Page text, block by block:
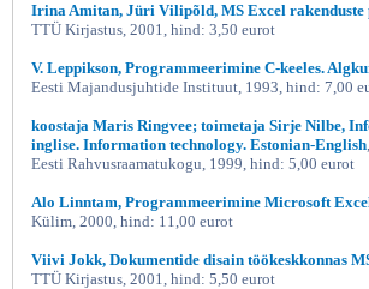
Irina Amitan, Jüri Vilipõld, MS Excel rakenduste
TTÜ Kirjastus, 2001, hind: 3,50 eurot
V. Leppikson, Programmeerimine C-keeles.
Eesti Majandusjuhtide Instituut, 1993, hind: 7,00
koostaja Maris Ringvee; toimetaja Sirje Nilbe,
inglise. Information technology. Estonian-English,
Eesti Rahvusraamatukogu, 1999, hind: 5,00 eurot
Alo Linntam, Programmeerimine Microsoft
Külim, 2000, hind: 11,00 eurot
Viivi Jokk, Dokumentide disain töökeskkonnas
TTÜ Kirjastus, 2001, hind: 5,50 eurot